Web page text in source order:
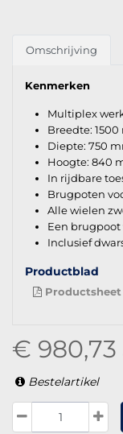
Omschrijving
Kenmerken
Multiplex
Breedte:
Diepte: 750
Hoogte: 840
In rijdbare
Brugpoten
Alle wielen
Een
Inclusief
Productblad
Productsheet
€ 980,73
Bestelartikel